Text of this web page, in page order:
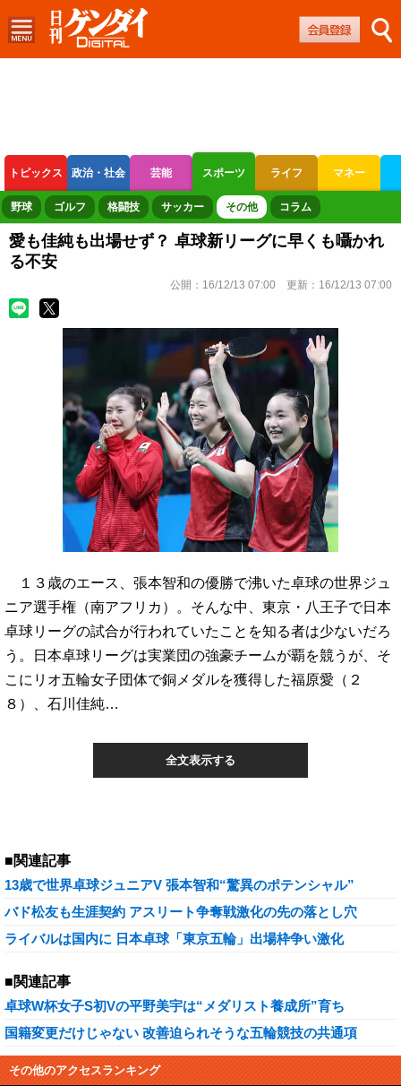
トピックス 政治・社会 芸能 スポーツ ライフ マネー
ボートレース 競輪 オートレース
野球 ゴルフ 格闘技 サッカー その他 コラム
愛も佳純も出場せず？ 卓球新リーグに早くも囁かれ
る不安
公開： 16/12/13 07:00 更新： 16/12/13 07:00
１３歳のエース、張本智和の優勝で沸いた卓球の世界ジュ
ニア選手権（南アフリカ）。そんな中、東京・八王子で日本
卓球リーグの試合が行われていたことを知る者は少ないだろ
う。日本卓球リーグは実業団の強豪チームが覇を競うが、そ
こにリオ五輪女子団体で銅メダルを獲得した福原愛（２
８）、石川佳純…
全文表示する
■関連記事
13歳で世界卓球ジュニアV 張本智和“驚異のポテンシャル”
バド松友も生涯契約 アスリート争奪戦激化の先の落とし穴
ライバルは国内に 日本卓球「東京五輪」出場枠争い激化
■関連記事
卓球W杯女子S初Vの平野美宇は“メダリスト養成所”育ち
国籍変更だけじゃない 改善迫られそうな五輪競技の共通項
その他のアクセスランキング